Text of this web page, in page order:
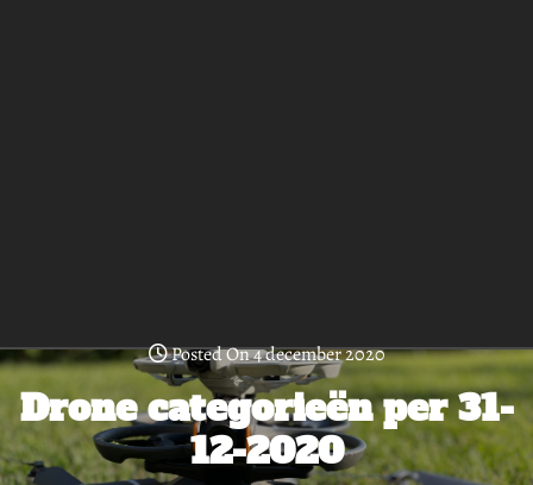
Posted On 4 december 2020
Drone categorieën per 31-
12-2020